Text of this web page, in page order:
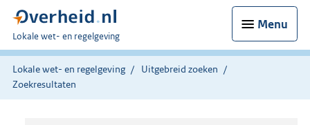
Menu
U
bent
hier:
Lokale wet- en regelgeving
Lokale wet- en regelgeving
Uitgebreid zoeken
Zoekresultaten